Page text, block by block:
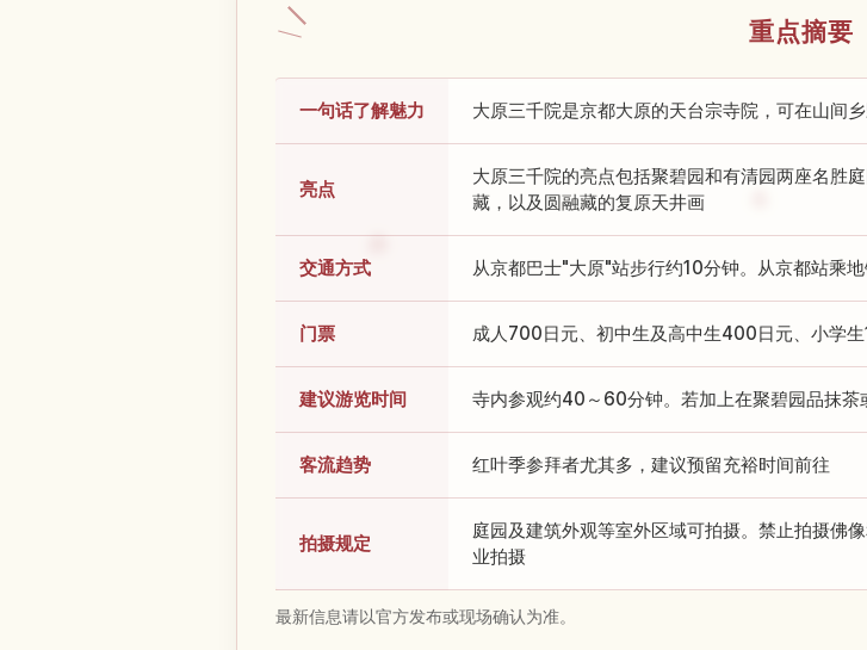
重点摘要
一句话了解魅力 大原三千院是京都大原的天台宗寺院，可在山间
亮点
大原三千院的亮点包括聚碧园和有清园两座名胜
藏，以及圆融藏的复原天井画
交通方式 从京都巴士"大原"站步行约10分钟。从京都站乘
门票 成人700日元、初中生及高中生400日元、小学
建议游览时间 寺内参观约40～60分钟。若加上在聚碧园品抹茶
客流趋势 红叶季参拜者尤其多，建议预留充裕时间前往
拍摄规定
庭园及建筑外观等室外区域可拍摄。禁止拍摄佛
业拍摄
最新信息请以官方发布或现场确认为准。